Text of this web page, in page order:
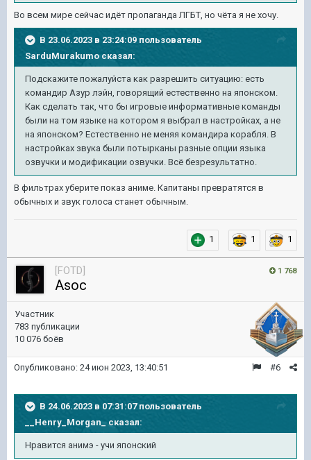
Во всем мире сейчас идёт пропаганда ЛГБТ, но чёта я не хочу.
В 23.06.2023 в 23:24:09 пользователь
SarduMurakumoсказал:
Подскажите пожалуйста как разрешить ситуацию: есть
командир Азур лэйн, говорящий естественно на японском.
Как сделать так, что бы игровые информативные команды
были на том языке на котором я выбрал в настройках, а не
на японском? Естественно не меняя командира корабля. В
настройках звука были потырканы разные опции языка
озвучки и модификации озвучки. Всё безрезультатно.
В фильтрах уберите показ аниме. Капитаны превратятся в
обычных и звук голоса станет обычным.
1 1 1
1 768
[FOTD]
Asoc
Участник
783 публикации
10 076 боёв
#6
Опубликовано: 24 июн 2023, 13:40:51
В 24.06.2023 в 07:31:07 пользователь
__Henry_Morgan_ сказал:
Нравится анимэ - учи японский